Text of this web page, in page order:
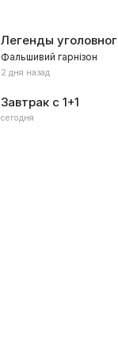
Легенды
Фальшивий гарнізон
2 дня назад
Завтрак с 1+1
сегодня